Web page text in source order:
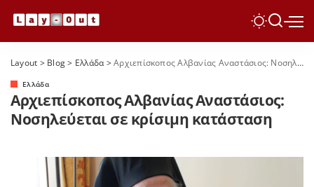
Layout > Blog> Ελλάδα>Αρχιεπίσκοπος Αλβανίας Αναστάσιος: Νοσηλεύεται σε κρίσιμη κατάσταση
Ελλάδα
Αρχιεπίσκοπος Αλβανίας Αναστάσιος:
Νοσηλεύεται σε κρίσιμη κατάσταση